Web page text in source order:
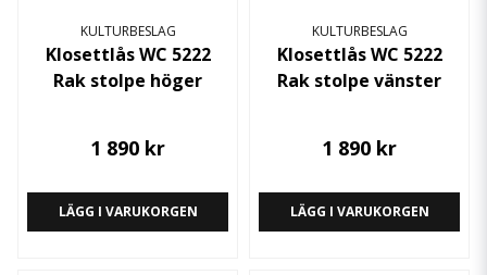
KULTURBESLAG
Klosettlås WC 5222
Rak stolpe höger
1 890 kr
LÄGG I VARUKORGEN
KULTURBESLAG
Klosettlås WC 5222
Rak stolpe vänster
1 890 kr
LÄGG I VARUKORGEN